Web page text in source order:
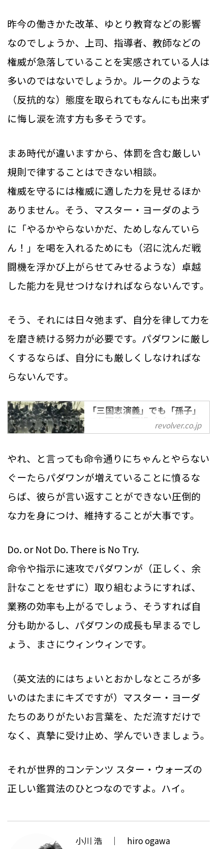
昨今の働きかた改革、ゆとり教育などの影響
なのでしょうか、上司、指導者、教師などの
権威が急落していることを実感されている人は
多いのではないでしょうか。ルークのような
（反抗的な）態度を取られてもなんにも出来ず
に悔し涙を流す方も多そうです。
まあ時代が違いますから、体罰を含む厳しい
規則で律することはできない相談。
権威を守るには権威に適した力を見せるほか
ありません。そう、マスター・ヨーダのよう
に「やるかやらないかだ、ためしなんていら
ん！」を喝を入れるためにも（沼に沈んだ戦
闘機を浮かび上がらせてみせるような）卓越
した能力を見せつけなければならないんです。
そう、それには日々弛まず、自分を律して力を
を磨き続ける努力が必要です。パダワンに厳し
くするならば、自分にも厳しくしなければな
らないんです。
「三国志演義」でも「孫子」
でも軍律・軍規（プロトコル
orスキーム）を最重要視して
バー（Revolver,Inc.）
順を無視して動かれると指示を出
す方としては非常に困ります。音
楽にも楽譜があって、その通りに
弾かなければ曲になりません。指
オーケストラは崩壊です。今回は
る大切さについて触れます。
revolver.co.jp
やれ、と言っても命令通りにちゃんとやらない
ぐーたらパダワンが増えていることに憤るな
らば、彼らが言い返すことができない圧倒的
な力を身につけ、維持することが大事です。
Do. or Not Do. There is No Try.
命令や指示に速攻でパダワンが（正しく、余
計なことをせずに）取り組むようにすれば、
業務の効率も上がるでしょう、そうすれば自
分も助かるし、パダワンの成長も早まるでし
ょう、まさにウィンウィンです。
（英文法的にはちょいとおかしなところが多
いのはたまにキズですが）マスター・ヨーダ
たちのありがたいお言葉を、ただ流すだけで
なく、真摯に受け止め、学んでいきましょう。
それが世界的コンテンツ スター・ウォーズの
正しい鑑賞法のひとつなのですよ。ハイ。
小川 浩 ｜ hiro ogawa